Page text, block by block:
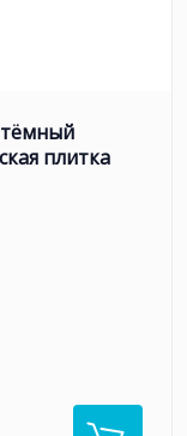
плитка